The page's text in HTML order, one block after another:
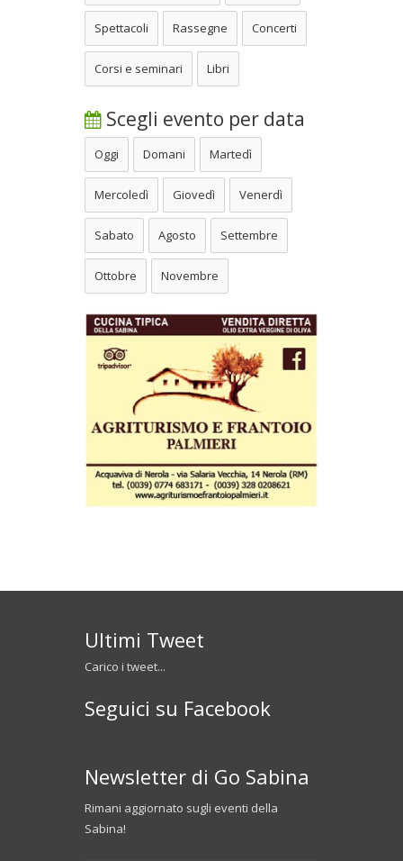
Spettacoli Rassegne Concerti
Corsi e seminari Libri
Scegli evento per data
Oggi Domani Martedì
Mercoledì Giovedì Venerdì
Sabato Agosto Settembre
Ottobre Novembre
Ultimi Tweet
Carico i tweet...
Seguici su Facebook
Newsletter di Go Sabina
Rimani aggiornato sugli eventi della
Sabina!